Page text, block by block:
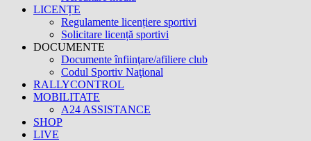
LICENȚE
Regulamente licențiere sportivi
Solicitare licență sportivi
DOCUMENTE
Documente înfiinţare/afiliere club
Codul Sportiv Naţional
RALLYCONTROL
MOBILITATE
A24 ASSISTANCE
SHOP
LIVE